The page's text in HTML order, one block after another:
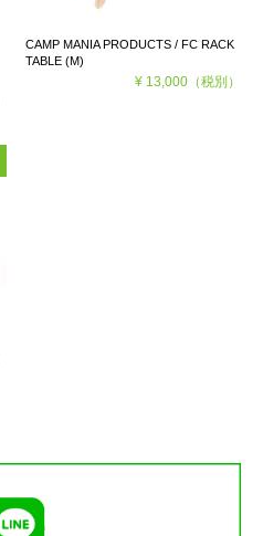
CAMP MANIA PRODUCTS / FC RACK
TABLE (M)
¥ 13,000（税別）